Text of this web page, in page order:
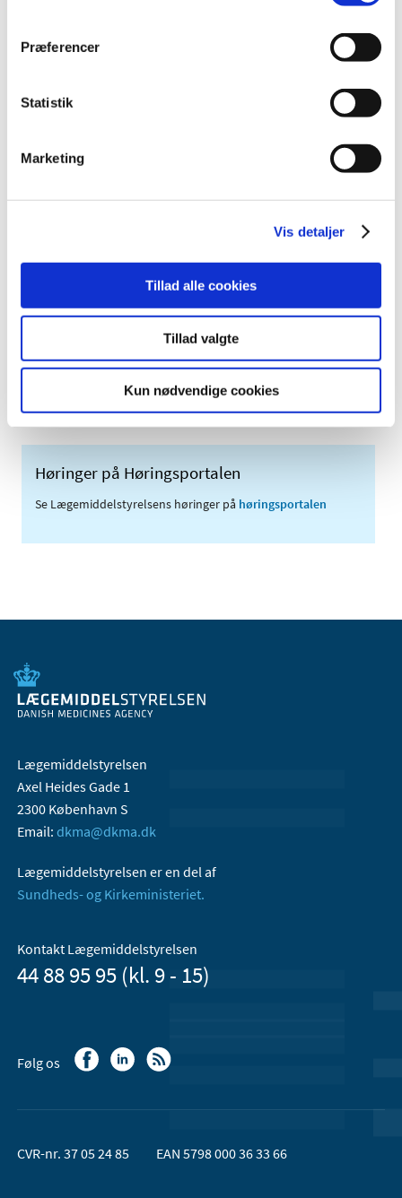
Præferencer
Statistik
Marketing
Vis detaljer
Tillad alle cookies
Tillad valgte
Kun nødvendige cookies
2006 (9)
november (3)
september (1)
marts (1)
Meddelelser om forsyning af medicin til mennesker og dyr
Sikkerhedsmeddelelser om medicinsk udstyr
Høringer på Høringsportalen
Se Lægemiddelstyrelsens høringer på høringsportalen
Lægemiddelstyrelsen
Axel Heides Gade 1
2300 København S
Email: dkma@dkma.dk
Lægemiddelstyrelsen er en del af
Sundheds- og Kirkeministeriet.
Kontakt Lægemiddelstyrelsen
44 88 95 95 (kl. 9 - 15)
Følg os
CVR-nr. 37 05 24 85 EAN 5798 000 36 33 66